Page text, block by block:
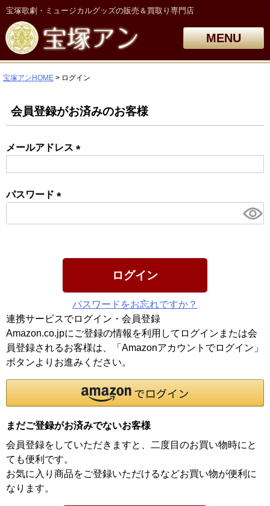
宝塚歌劇・ミュージカルグッズの販売＆買取り専門店
MENU
宝塚アンHOME ログイン
会員登録がお済みのお客様
メールアドレス
パスワード
須)
ログイン
パスワードをお忘れですか？
連携サービスでログイン・会員登録
Amazon.co.jpにご登録の情報を利用してログインまたは会
員登録されるお客様は、「Amazonアカウントでログイン」
ボタンよりお進みください。
まだご登録がお済みでないお客様
会員登録をしていただきますと、二度目のお買い物時にと
ても便利です。
お気に入り商品をご登録いただけるなどお買い物が便利に
なります。